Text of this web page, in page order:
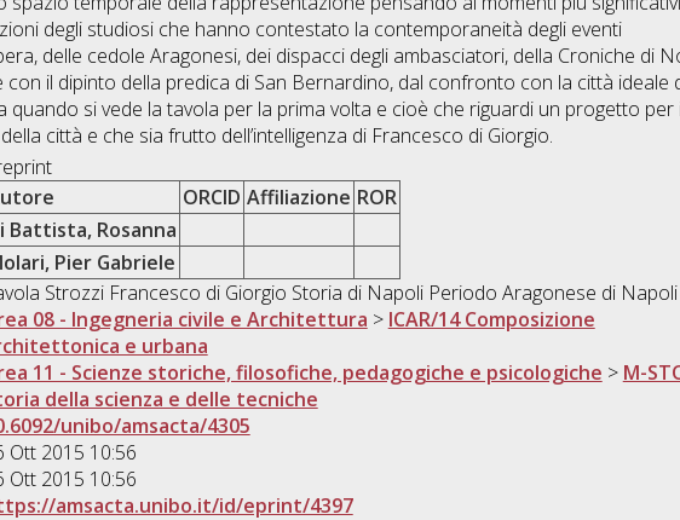
degli studiosi che hanno contestato la contemporaneità degli eventi
delle cedole Aragonesi, dei dispacci degli ambasciatori, della Croniche di
il dipinto della predica di San Bernardino, dal confronto con la città ideale
quando si vede la tavola per la prima volta e cioè che riguardi un progetto per
città e che sia frutto dell’intelligenza di Francesco di Giorgio.
ORCID Affiliazione ROR
Battista, Rosanna
Pier Gabriele
Strozzi Francesco di Giorgio Storia di Napoli Periodo Aragonese di Napoli
08 - Ingegneria civile e Architettura > ICAR/14 Composizione
e urbana
11 - Scienze storiche, filosofiche, pedagogiche e psicologiche > M-
della scienza e delle tecniche
unibo/amsacta/4305
Ott 2015 10:56
Ott 2015 10:56
amsacta.unibo.it/id/eprint/4397